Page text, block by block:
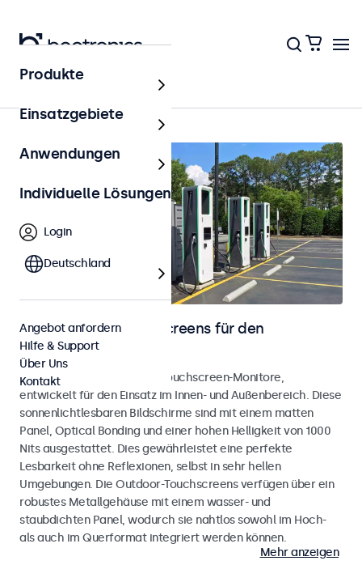
Outdoor
Monitore und Touchscreens für den
Außenbereich
Wetterfeste Monitore und Touchscreen-Monitore,
entwickelt für den Einsatz im Innen- und Außenbereich. Diese
sonnenlichtlesbaren Bildschirme sind mit einem matten
Panel, Optical Bonding und einer hohen Helligkeit von 1000
Nits ausgestattet. Dies gewährleistet eine perfekte
Lesbarkeit ohne Reflexionen, selbst in sehr hellen
Umgebungen. Die Outdoor-Touchscreens verfügen über ein
robustes Metallgehäuse mit einem wasser- und
staubdichten Panel, wodurch sie nahtlos sowohl im Hoch-
als auch im Querformat integriert werden können.
Mehr anzeigen
Produkte
Einsatzgebiete
Anwendungen
Individuelle Lösungen
Login
Deutschland
Angebot anfordern
Hilfe & Support
Über Uns
Kontakt